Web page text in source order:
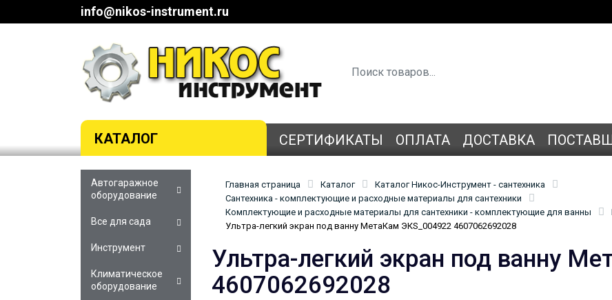
info@nikos-instrument.ru
КАТАЛОГ СЕРТИФИКАТЫ ОПЛАТА ДОСТАВКА
Главная страница Каталог
Каталог Никос-Инструмент - сантехника
Сантехника - комплектующие и расходные материалы для сантехники
Комплектующие и расходные материалы для сантехники - комплектующие для ванны
Ультра-легкий экран под ванну МетаКам ЭКS_004922 4607062692028
Ультра-легкий экран под ванну
4607062692028
Автогаражное
оборудование
Все для сада
Инструмент
Климатическое
оборудование